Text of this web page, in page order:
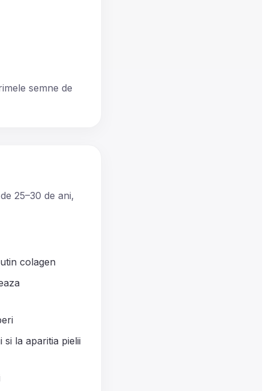
semne de
25–30 de ani,
colagen
la aparitia pielii